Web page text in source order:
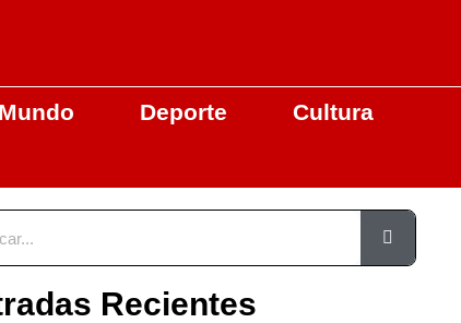
Mundo Deporte
Cultura
Recientes